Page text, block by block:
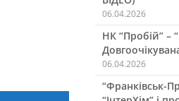
06.04.2026
НК “Пробій” –
06.04.2026
“Франківськ-